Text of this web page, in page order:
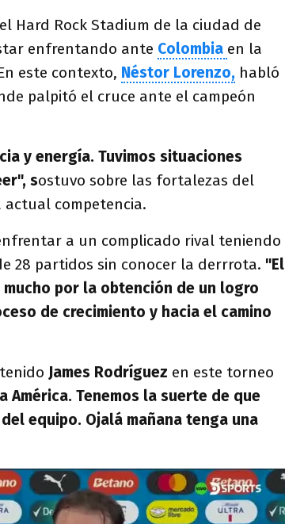
Hard Rock Stadium de la ciudad de
enfrentando ante Colombia en la
este contexto, Néstor Lorenzo, habló
palpitó el cruce ante el campeón
y energía. Tuvimos situaciones
sostuvo sobre las fortalezas del
competencia.
a un complicado rival teniendo
28 partidos sin conocer la derrrota. "El
por la obtención de un logro
de crecimiento y hacia el camino
James Rodríguez en este torneo
América. Tenemos la suerte de que
equipo. Ojalá mañana tenga una